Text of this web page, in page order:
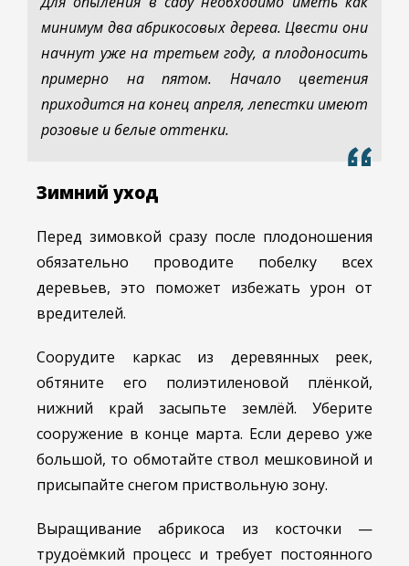
минимум два абрикосовых дерева. Цвести они
начнут уже на третьем году, а плодоносить
примерно на пятом. Начало цветения
приходится на конец апреля, лепестки имеют
розовые и белые оттенки.
Зимний уход
Перед зимовкой сразу после плодоношения
обязательно проводите побелку всех
деревьев, это поможет избежать урон от
вредителей.
Соорудите каркас из деревянных реек,
обтяните его полиэтиленовой плёнкой,
нижний край засыпьте землёй. Уберите
сооружение в конце марта. Если дерево уже
большой, то обмотайте ствол мешковиной и
присыпайте снегом приствольную зону.
Выращивание абрикоса из косточки —
трудоёмкий процесс и требует постоянного